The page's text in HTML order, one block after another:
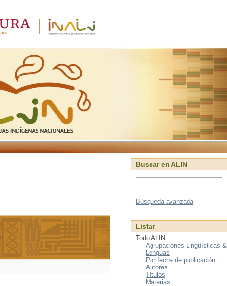
Buscar en ALIN
Búsqueda avanzada
Listar
Todo ALIN
Agrupaciones Lingüísticas &
Lenguas
Por fecha de publicación
Autores
Títulos
Materias